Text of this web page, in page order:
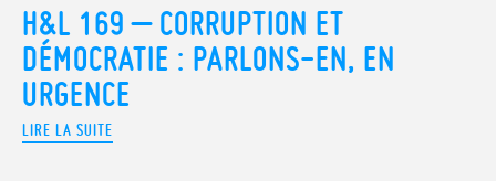
H&L 169 – CORRUPTION ET
DÉMOCRATIE : PARLONS-EN, EN
URGENCE
LIRE LA SUITE